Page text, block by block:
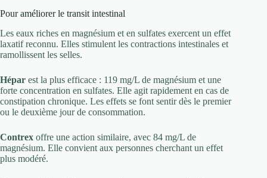
Pour améliorer le transit intestinal
Les eaux riches en magnésium et en sulfates exercent un effet
laxatif reconnu. Elles stimulent les contractions intestinales et
ramollissent les selles.
Hépar est la plus efficace : 119 mg/L de magnésium et une
forte concentration en sulfates. Elle agit rapidement en cas de
constipation chronique. Les effets se font sentir dès le premier
ou le deuxième jour de consommation.
Contrex offre une action similaire, avec 84 mg/L de
magnésium. Elle convient aux personnes cherchant un effet
plus modéré.